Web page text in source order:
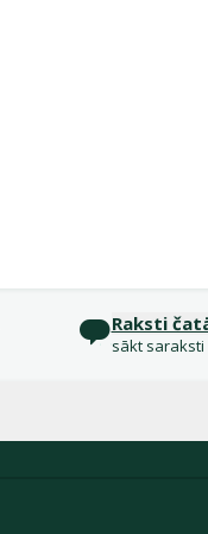
Raksti
sākt saraksti